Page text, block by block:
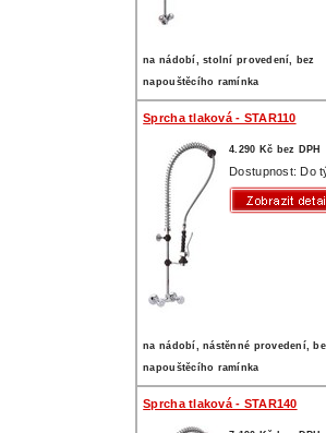
na nádobí, stolní provedení, bez
napouštěcího ramínka
Sprcha tlaková - STAR110
4.290 Kč bez DPH
Dostupnost: Do
na nádobí, nástěnné provedení,
napouštěcího ramínka
Sprcha tlaková - STAR140